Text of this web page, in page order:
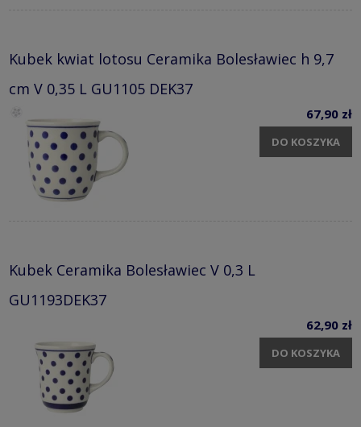
Kubek kwiat lotosu Ceramika Bolesławiec h 9,7
cm V 0,35 L GU1105 DEK37
67,90 zł
DO KOSZYKA
Kubek Ceramika Bolesławiec V 0,3 L
GU1193DEK37
62,90 zł
DO KOSZYKA